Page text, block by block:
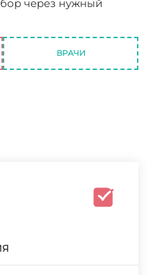
через нужный
ВРАЧИ